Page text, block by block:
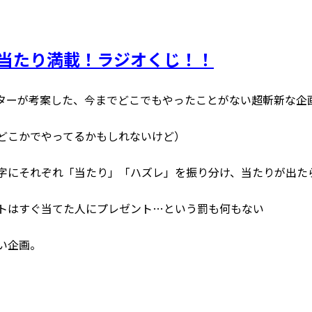
り満載！ラジオくじ！！
ーが考案した、今までどこでもやったことがない超斬新な企
こかでやってるかもしれないけど）
にそれぞれ「当たり」「ハズレ」を振り分け、当たりが出た
はすぐ当てた人にプレゼント…という罰も何もない
画。